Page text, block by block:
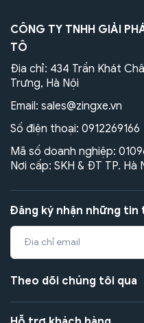
CÔNG TY TNHH GIẢI
TÔ
Địa chỉ: 434 Trần Khát
Trưng, Hà Nội
Email: sales@zingxe.vn
Số điện thoại: 0912269166
Mã số doanh nghiệp:
Nơi cấp: SKH & ĐT TP. Hà
Đăng ký nhận những
Theo dõi chúng tôi qua